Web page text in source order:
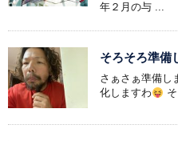
年２月の与 ...
そろそろ準備
さぁさぁ準備し
化しますわ